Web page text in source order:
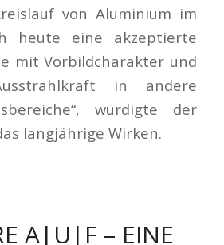
von Aluminium im
heute eine akzeptierte
mit Vorbildcharakter und
in andere
würdigte der
langjährige Wirken.
A|U|F – EINE